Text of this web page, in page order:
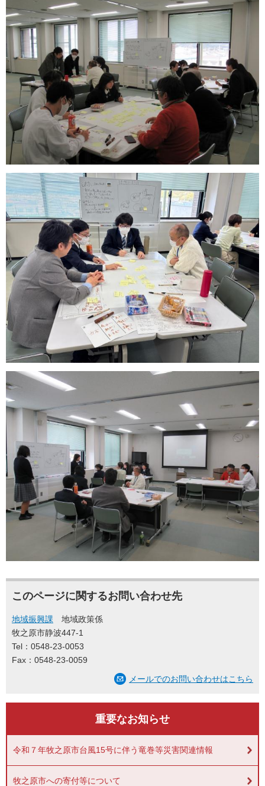
このページに関するお問い合わせ先
地域振興課
地域政策係
牧之原市静波447-1
Tel：0548-23-0053
Fax：0548-23-0059
メールでのお問い合わせはこちら
重要なお知らせ
令和７年牧之原市台風15号に伴う竜巻等災害関連情報
牧之原市への寄付等について